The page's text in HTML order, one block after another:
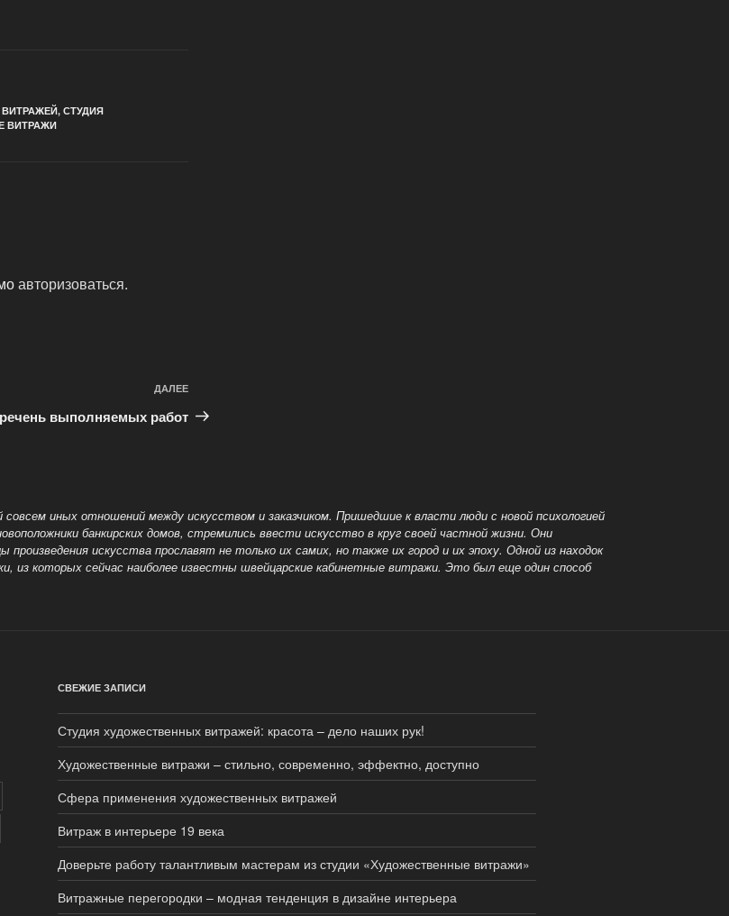
, СТУДИЯ
ВИТРАЖИ
авторизоваться.
запись
ДАЛЕЕ
выполняемых работ
иных отношений между искусством и заказчиком. Пришедшие к власти люди с новой психологией
банкирских домов, стремились ввести искусство в круг своей частной жизни.Они
искусства прославят не только их самих, но также их город и их эпоху. Одной из находок
из которых сейчас наиболее известны швейцарские кабинетные витражи.Это был еще один способ
СВЕЖИЕ ЗАПИСИ
Студия художественных витражей: красота – дело наших рук!
Художественные витражи – стильно, современно, эффектно, доступно
Сфера применения художественных витражей
Витраж в интерьере 19 века
Доверьте работу талантливым мастерам из студии «Художественные витражи»
Витражные перегородки – модная тенденция в дизайне интерьера